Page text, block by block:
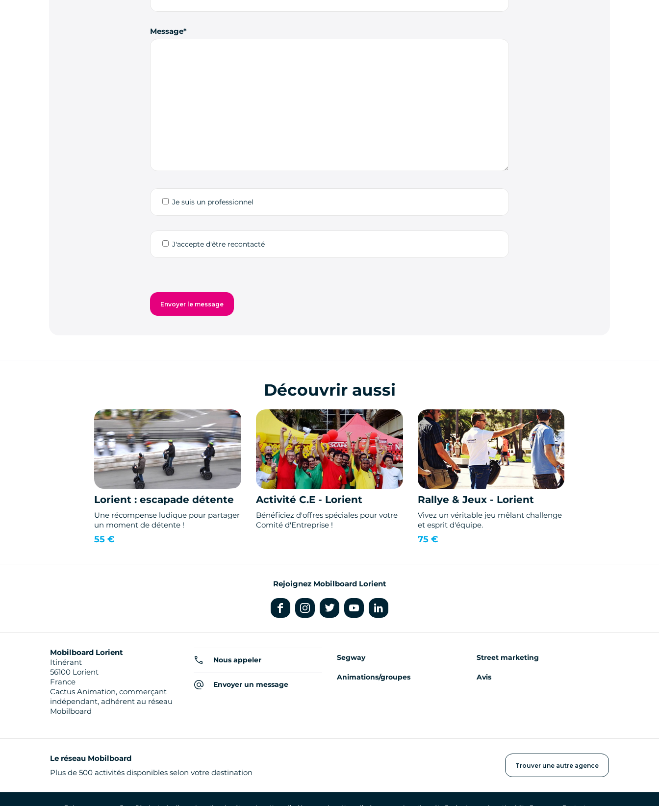
Message
Je suis un professionnel
J'accepte d'être recontacté
Découvrir aussi
Lorient : escapade détente
Une récompense ludique pour partager
un moment de détente !
55 €
Activité C.E - Lorient
Bénéficiez d'offres spéciales pour votre
Comité d'Entreprise !
Rallye & Jeux - Lorient
Vivez un véritable jeu mêlant challenge
et esprit d'équipe.
75 €
Rejoignez Mobilboard Lorient
Mobilboard Lorient
Itinérant
56100 Lorient
France
Cactus Animation, commerçant
indépendant, adhérent au réseau
Mobilboard
Nous appeler
Envoyer un message
Segway
Animations/groupes
Street marketing
Avis
Le réseau Mobilboard
Plus de 500 activités disponibles selon votre destination
Trouver une autre agence